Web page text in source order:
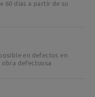
60 días a partir de su
en defectos en
defectuosa